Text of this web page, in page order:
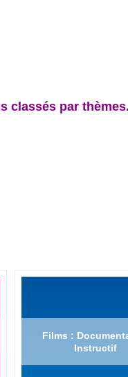
classés par thèmes.
Films :
Instructif